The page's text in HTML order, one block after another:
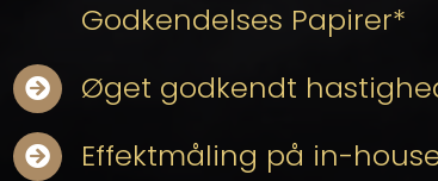
Godkendelses Papirer*
Øget godkendt
Effektmåling på in-